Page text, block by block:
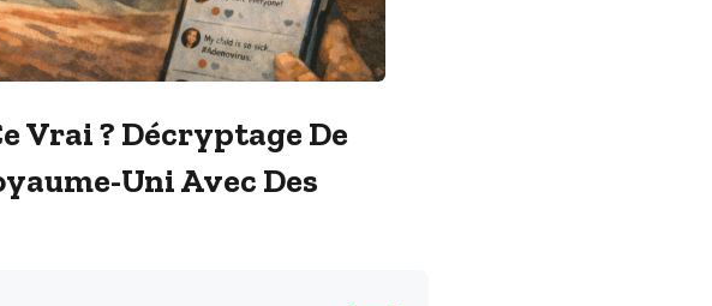
Vrai ? Décryptage De
Uni Avec Des